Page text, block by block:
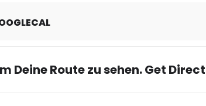
Deine Route zu sehen. Get